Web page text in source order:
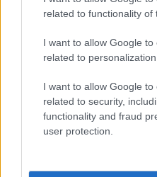
related to functionality of
I want to allow Google to
related to personalization.
I want to allow Google to
related to security,
functionality and fraud
user protection.
Nyugi, elvileg
Battlefield 6
indulást